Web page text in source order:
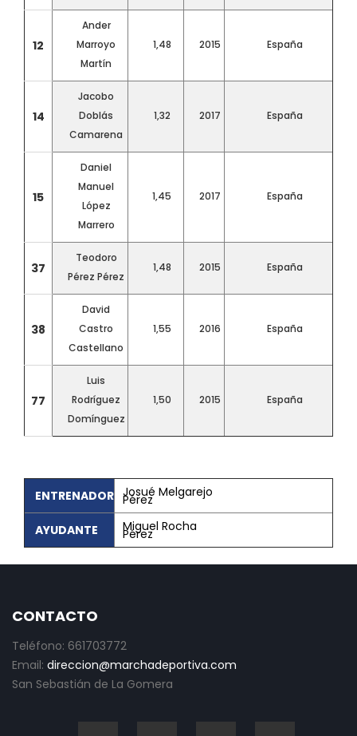
12
Ander
Marroyo
Martín
1,48 2015 España
14
Jacobo
Doblás
Camarena
1,32 2017 España
15
Daniel
Manuel
López
Marrero
1,45 2017 España
37
Teodoro
Pérez Pérez
1,48 2015 España
38
David
Castro
Castellano
1,55 2016 España
77
Luis
Rodríguez
Domínguez
1,50 2015 España
ENTRENADOR Josué Melgarejo
Pérez
AYUDANTE
Miguel Rocha
Pérez
CONTACTO
Teléfono: 661703772
Email: direccion@marchadeportiva.com
San Sebastián de La Gomera